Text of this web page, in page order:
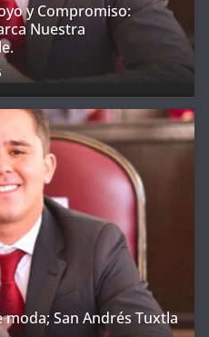
y Compromiso:
Nuestra
San Andrés Tuxtla